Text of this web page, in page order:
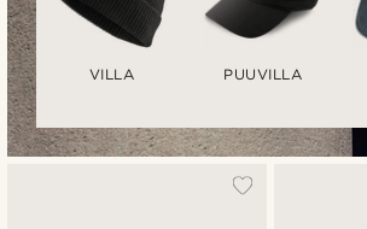
VILLA PUUVILLA